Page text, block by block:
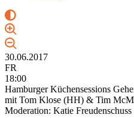
30.06.2017
FR
18:00
Hamburger Küchensessions
mit Tom Klose (HH) & Tim
Moderation: Katie Freudenschuss